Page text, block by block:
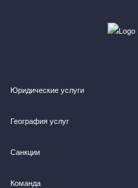
Юридические услуги
География услуг
Санкции
Команда